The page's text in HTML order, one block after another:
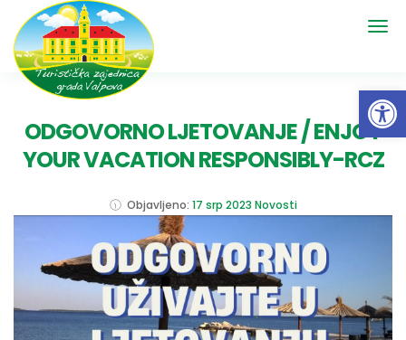
ODGOVORNO LJETOVANJE / ENJOY
YOUR VACATION RESPONSIBLY-RCZ
Objavljeno: 17 srp 2023 Novosti